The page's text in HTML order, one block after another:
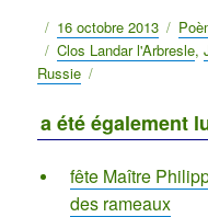
Publié
le
16 octobre 2013
Étiquettes
Clos Landar l'Arbresle,
Russie
a été également
fête Maître
des rameaux